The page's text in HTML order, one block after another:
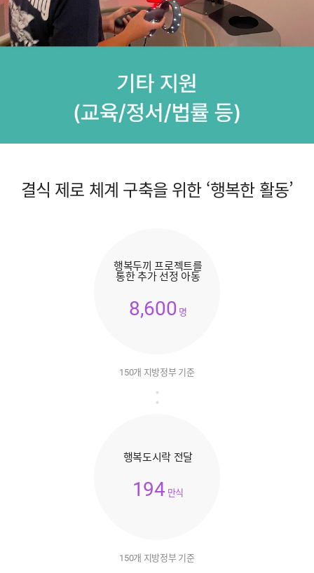
결식 제로 체계 구축을 위한 ‘행복한 활동’
행복두끼 프로젝트를
통한 추가 선정 아동
8,600 명
150개 지방정부 기준
행복도시락 전달
194 만식
150개 지방정부 기준